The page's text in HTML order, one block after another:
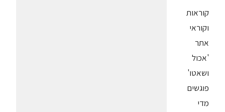
קוראות
וקוראי
אתר
'אכול
ושאטו'
פוגשים
מדי